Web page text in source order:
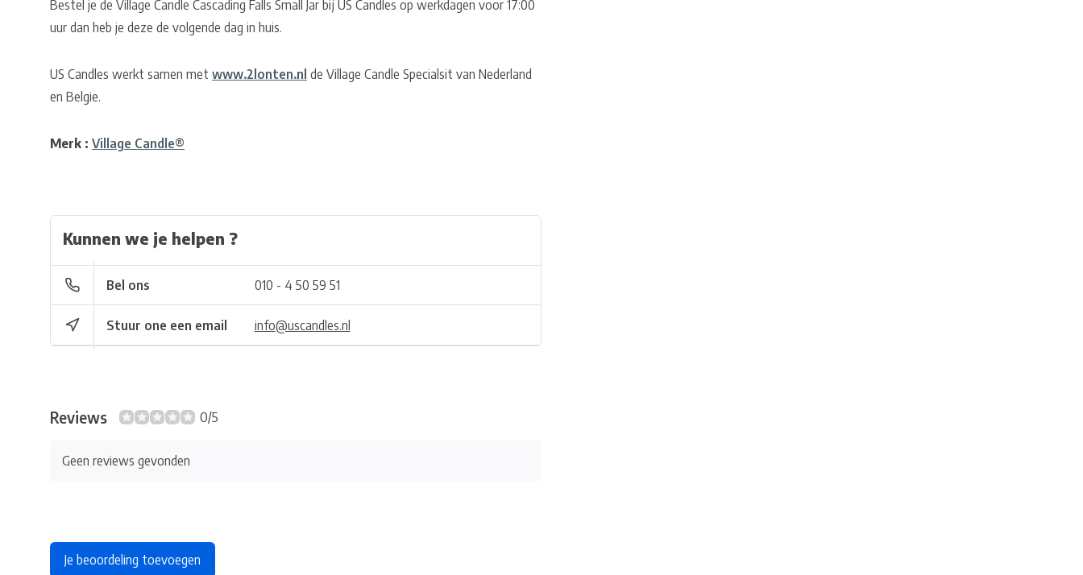
Bestel je de Village Candle Cascading Falls Small Jar bij US Candles op werkdagen voor 17:00
uur dan heb je deze de volgende dag in huis.
US Candles werkt samen met www.2lonten.nl de Village Candle Specialsit van Nederland
en Belgie.
Merk : Village Candle®
Kunnen we je helpen ?
Bel ons 010 - 4 50 59 51
Stuur one een email info@uscandles.nl
Reviews 0/5
Geen reviews gevonden
Je beoordeling toevoegen